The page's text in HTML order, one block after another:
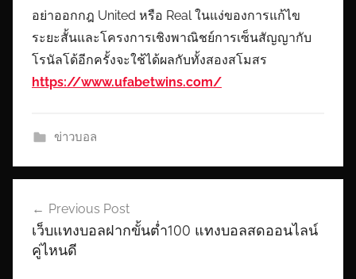
อย่าออกกฎ United หรือ Real ในแง่ของการแก้ไข
ระยะสั้นและโครงการเชิงพาณิชย์การเซ็นสัญญากับ
โรนัลโด้อีกครั้งจะใช้ได้ผลกับทั้งสองสโมสร
https://www.ufabetwins.com/
ข่าวบอล
นำทาง
เรื่อง
Previous Post
เว็บแทงบอลฝากขั้นต่ำ100 แทงบอลสดออนไลน์
คู่ไหนดี